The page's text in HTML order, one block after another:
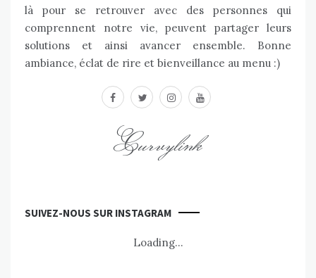
là pour se retrouver avec des personnes qui
comprennent notre vie, peuvent partager leurs
solutions et ainsi avancer ensemble. Bonne
ambiance, éclat de rire et bienveillance au menu :)
facebooktwitterinstagram
youtube
Curvylink
SUIVEZ-NOUS SUR INSTAGRAM
Loading...